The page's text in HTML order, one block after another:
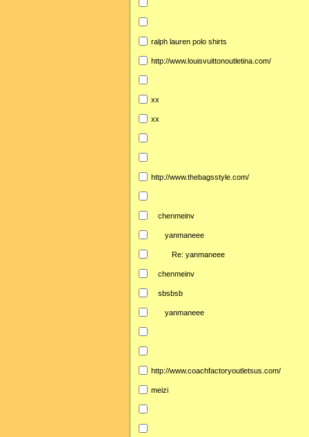
ralph lauren polo shirts
http://www.louisvuittonoutletina.com/
xx
xx
http://www.thebagsstyle.com/
chenmeinv
yanmaneee
Re: yanmaneee
chenmeinv
sbsbsb
yanmaneee
http://www.coachfactoryoutletsus.com/
meizi